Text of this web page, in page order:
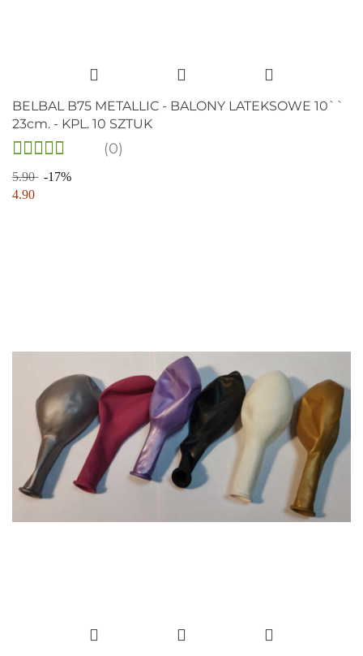
BELBAL B75 METALLIC - BALONY LATEKSOWE 10``
23cm. - KPL. 10 SZTUK
(0)
5.90
-17%
4.90